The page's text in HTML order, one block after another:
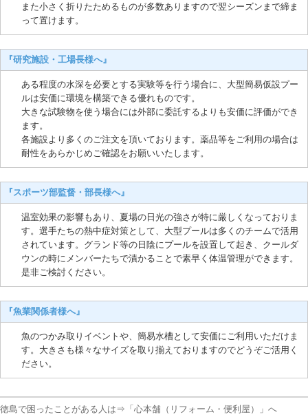
また小さく折りたためるものが多数ありますので翌シーズンまで締ま
って置けます。
『研究施設・工場長様へ』
ある程度の水深を必要とする実験等を行う場合に、大型簡易仮設プー
ルは安価に環境を構築できる優れものです。
大きな試験物を使う場合には外部に委託するよりも安価に評価ができ
ます。
各施設より多くのご注文を頂いております。薬品等をご利用の場合は
耐性をあらかじめご確認をお願いいたします。
『スポーツ部監督・部長様へ』
温室効果の影響もあり、夏場の日光の強さが特に厳しくなっておりま
す。選手たちの熱中症対策として、大型プールは多くのチームで活用
されています。グランド等の日陰にプールを設置して起き、クールダ
ウンの時にメンバーたちで漬かることで素早く体温管理ができます。
是非ご検討ください。
『魚業関係者様へ』
魚のつかみ取りイベントや、簡易水槽として安価にご利用いただけま
す。大きさも様々なサイズを取り揃えておりますのでどうぞご活用く
ださい。
徳島で困ったことがある人は⇒「心本舗（リフォーム・便利屋）」へ